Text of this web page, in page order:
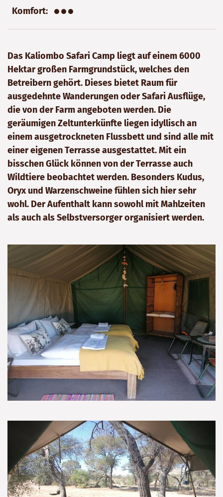
Komfort
●●●
Das Kaliombo Safari Camp liegt auf einem 6000
Hektar großen Farmgrundstück, welches den
Betreibern gehört. Dieses bietet Raum für
ausgedehnte Wanderungen oder Safari Ausflüge,
die von der Farm angeboten werden. Die
geräumigen Zeltunterkünfte liegen idyllisch an
einem ausgetrockneten Flussbett und sind alle mit
einer eigenen Terrasse ausgestattet. Mit ein
bisschen Glück können von der Terrasse auch
Wildtiere beobachtet werden. Besonders Kudus,
Oryx und Warzenschweine fühlen sich hier sehr
wohl. Der Aufenthalt kann sowohl mit Mahlzeiten
als auch als Selbstversorger organisiert werden.